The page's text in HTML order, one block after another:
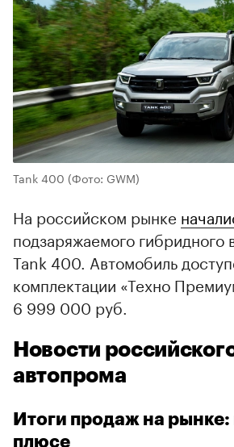
Tank 400 (Фото: GWM)
На российском рынке
подзаряжаемого гибридного
Tank 400. Автомобиль
комплектации «Техно
6 999 000 руб.
Новости
автопрома
Итоги продаж на рынке:
плюсе